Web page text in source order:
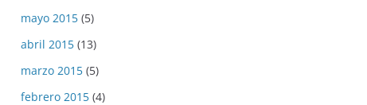
mayo 2015 (5)
abril 2015 (13)
marzo 2015 (5)
febrero 2015 (4)